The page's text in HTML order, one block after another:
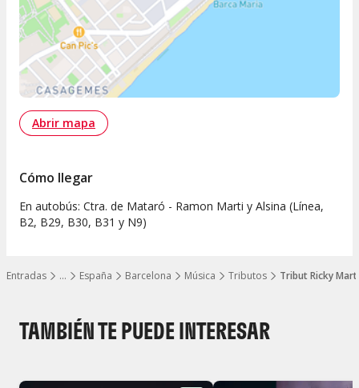
…
Mostrar todos los niveles
Entradas España Barcelona Música Tributos Tribut Ricky
Abrir mapa
Cómo llegar
En autobús: Ctra. de Mataró - Ramon Marti y Alsina (Línea,
B2, B29, B30, B31 y N9)
TAMBIÉN TE PUEDE INTERESAR